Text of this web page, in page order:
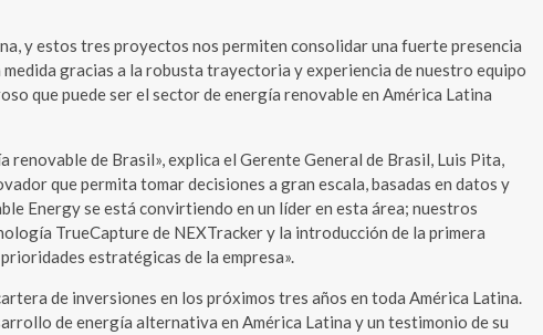
y estos tres proyectos nos permiten consolidar una fuerte presencia
gracias a la robusta trayectoria y experiencia de nuestro equipo
que puede ser el sector de energía renovable en América Latina
de Brasil», explica el Gerente General de Brasil, Luis Pita,
que permita tomar decisiones a gran escala, basadas en datos y
Energy se está convirtiendo en un líder en esta área; nuestros
TrueCapture de NEXTracker y la introducción de la primera
estratégicas de la empresa».
de inversiones en los próximos tres años en toda América Latina.
de energía alternativa en América Latina y un testimonio de su